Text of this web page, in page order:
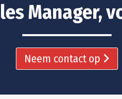
Manager,
Neem contact op